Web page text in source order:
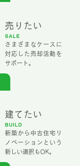
売りたい
SALE
さまざまなケースに
対応した売却活動を
サポート。
建てたい
BUILD
新築から中古住宅リ
ノベーションという
新しい選択もOK。